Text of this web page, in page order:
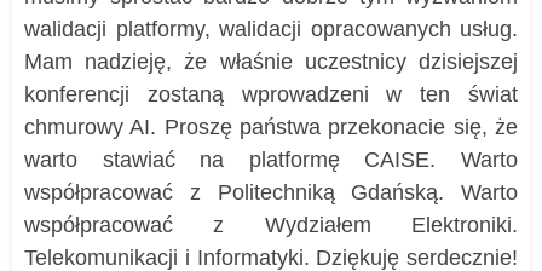
walidacji platformy, walidacji opracowanych usług.
Mam nadzieję, że właśnie uczestnicy dzisiejszej
konferencji zostaną wprowadzeni w ten świat
chmurowy AI. Proszę państwa przekonacie się, że
warto stawiać na platformę CAISE. Warto
współpracować z Politechniką Gdańską. Warto
współpracować z Wydziałem Elektroniki.
Telekomunikacji i Informatyki. Dziękuję serdecznie!